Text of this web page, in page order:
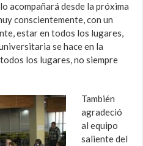
acompañará desde la próxima
conscientemente, con un
estar en todos los lugares,
se hace en la
los lugares, no siempre
También
agradeció
al equipo
saliente del